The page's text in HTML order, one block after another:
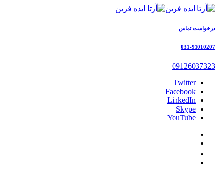
درخواست تماس
031-91010207
09126037323
Twitter
Facebook
LinkedIn
Skype
YouTube